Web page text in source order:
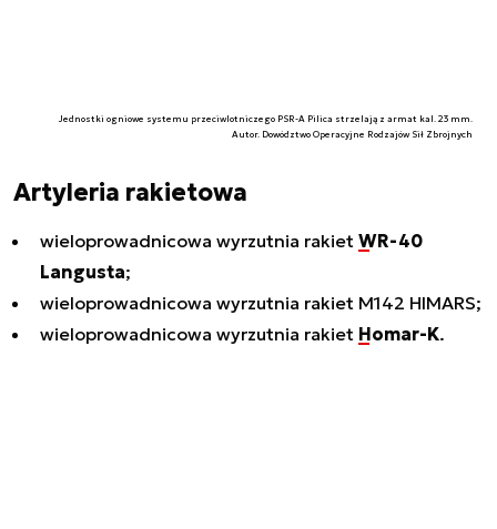
Jednostki ogniowe systemu przeciwlotniczego PSR-A Pilica strzelają z armat kal. 23 mm.
Autor. Dowództwo Operacyjne Rodzajów Sił Zbrojnych
Artyleria rakietowa
wieloprowadnicowa wyrzutnia rakiet WR-40
Langusta;
wieloprowadnicowa wyrzutnia rakiet M142 HIMARS;
wieloprowadnicowa wyrzutnia rakiet Homar-K.